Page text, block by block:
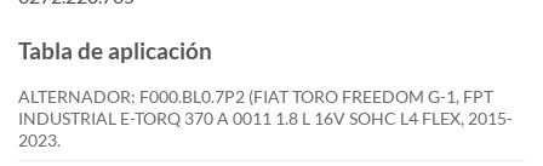
Tabla de aplicación
ALTERNADOR: F000.BL0.7P2 (FIAT TORO FREEDOM G-1, FPT
INDUSTRIAL E-TORQ 370 A 0011 1.8 L 16V SOHC L4 FLEX, 2015-
2023.